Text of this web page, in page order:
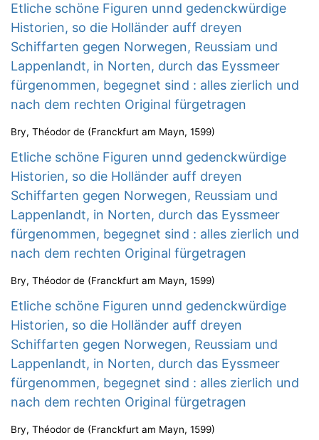
Etliche schöne Figuren unnd gedenckwürdige
Historien, so die Holländer auff dreyen
Schiffarten gegen Norwegen, Reussiam und
Lappenlandt, in Norten, durch das Eyssmeer
fürgenommen, begegnet sind : alles zierlich und
nach dem rechten Original fürgetragen
Bry, Théodor de (Franckfurt am Mayn, 1599)
Etliche schöne Figuren unnd gedenckwürdige
Historien, so die Holländer auff dreyen
Schiffarten gegen Norwegen, Reussiam und
Lappenlandt, in Norten, durch das Eyssmeer
fürgenommen, begegnet sind : alles zierlich und
nach dem rechten Original fürgetragen
Bry, Théodor de (Franckfurt am Mayn, 1599)
Etliche schöne Figuren unnd gedenckwürdige
Historien, so die Holländer auff dreyen
Schiffarten gegen Norwegen, Reussiam und
Lappenlandt, in Norten, durch das Eyssmeer
fürgenommen, begegnet sind : alles zierlich und
nach dem rechten Original fürgetragen
Bry, Théodor de (Franckfurt am Mayn, 1599)